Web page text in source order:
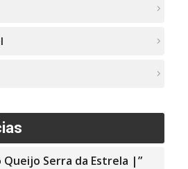
Queijo Serra da Estrela |”